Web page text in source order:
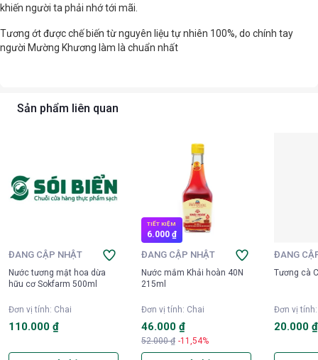
khiến người ta phải nhớ tới mãi.
Tương ớt được chế biến từ nguyên liệu tự nhiên 100%, do chính tay
người Mường Khương làm là chuẩn nhất
Sản phẩm liên quan
ĐANG CẬP NHẬT
Nước tương mật hoa dừa
hữu cơ Sokfarm 500ml
Đơn vị tính: Chai
110.000 ₫
TIẾT KIỆM
6.000 ₫
ĐANG CẬP NHẬT
Nước mắm Khải hoàn 40N
215ml
Đơn vị tính: Chai
46.000 ₫
52.000 ₫ -11,54%
ĐANG
Tương cà
Đơn vị tính
20.000 ₫